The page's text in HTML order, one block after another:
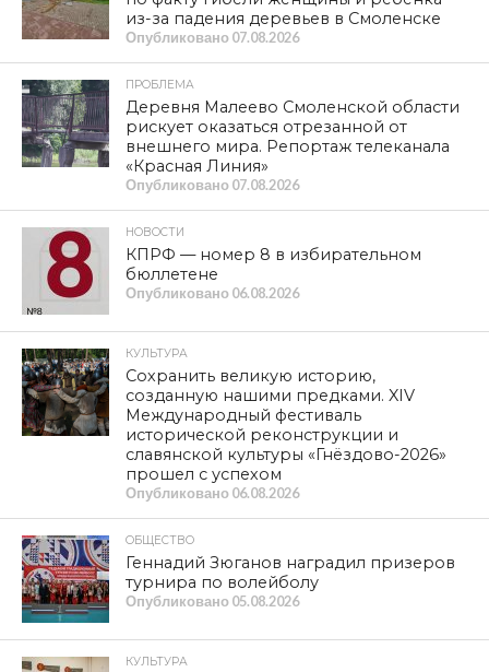
из-за падения деревьев в Смоленске
Опубликовано 07.08.2026
ПРОБЛЕМА
Деревня Малеево Смоленской области
рискует оказаться отрезанной от
внешнего мира. Репортаж телеканала
«Красная Линия»
Опубликовано 07.08.2026
НОВОСТИ
КПРФ — номер 8 в избирательном
бюллетене
Опубликовано 06.08.2026
КУЛЬТУРА
Сохранить великую историю,
созданную нашими предками. XIV
Международный фестиваль
исторической реконструкции и
славянской культуры «Гнёздово-2026»
прошел с успехом
Опубликовано 06.08.2026
ОБЩЕСТВО
Геннадий Зюганов наградил призеров
турнира по волейболу
Опубликовано 05.08.2026
КУЛЬТУРА